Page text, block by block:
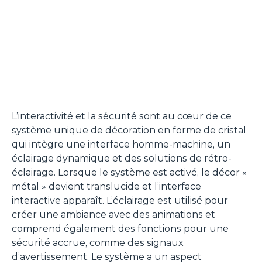
L’interactivité et la sécurité sont au cœur de ce
système unique de décoration en forme de cristal
qui intègre une interface homme-machine, un
éclairage dynamique et des solutions de rétro-
éclairage. Lorsque le système est activé, le décor «
métal » devient translucide et l’interface
interactive apparaît. L’éclairage est utilisé pour
créer une ambiance avec des animations et
comprend également des fonctions pour une
sécurité accrue, comme des signaux
d’avertissement. Le système a un aspect